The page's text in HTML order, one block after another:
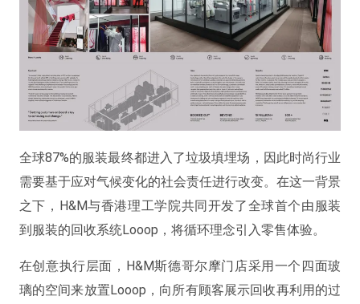
全球87%的服装最终都进入了垃圾填埋场，因此时尚行业
需要基于应对气候变化的社会责任进行改变。在这一背景
之下，H&M与香港理工学院共同开发了全球首个由服装
到服装的回收系统Looop，将循环理念引入零售体验。
在创意执行层面，H&M斯德哥尔摩门店采用一个四面玻
璃的空间来放置Looop，向所有顾客展示回收再利用的过